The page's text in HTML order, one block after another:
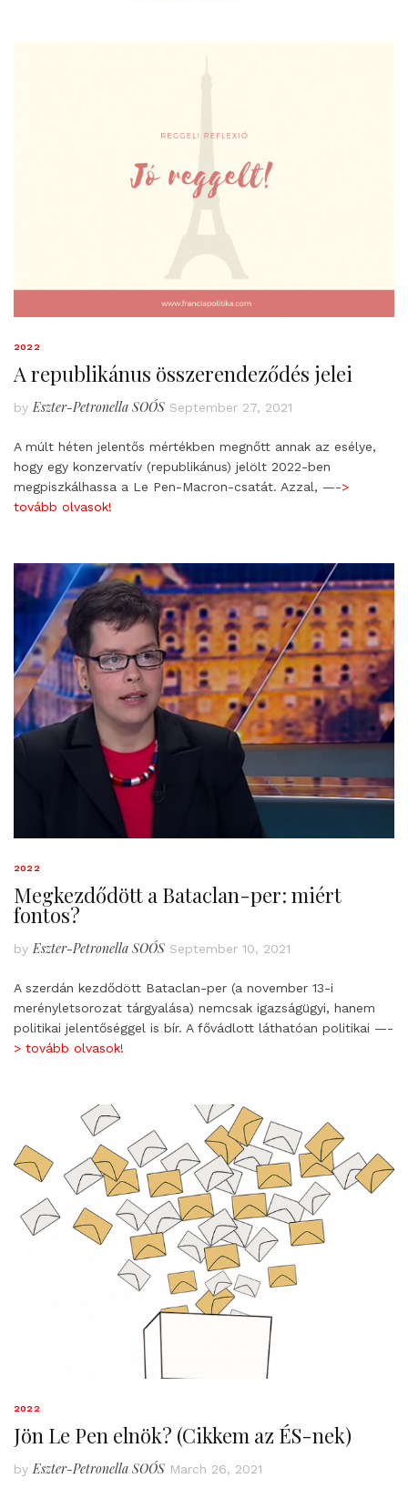
2022
A republikánus összerendeződés jelei
by Eszter-Petronella SOÓS September 27, 2021
A múlt héten jelentős mértékben megnőtt annak az esélye,
hogy egy konzervatív (republikánus) jelölt 2022-ben
megpiszkálhassa a Le Pen-Macron-csatát. Azzal, —->
tovább olvasok!
2022
Megkezdődött a Bataclan-per: miért
fontos?
by Eszter-Petronella SOÓS September 10, 2021
A szerdán kezdődött Bataclan-per (a november 13-i
merényletsorozat tárgyalása) nemcsak igazságügyi, hanem
politikai jelentőséggel is bír. A fővádlott láthatóan politikai —-
> tovább olvasok!
2022
Jön Le Pen elnök? (Cikkem az ÉS-nek)
byEszter-Petronella SOÓS March 26, 2021